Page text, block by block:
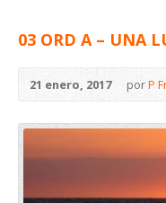
03 ORD A – UNA
21 enero, 2017 porP